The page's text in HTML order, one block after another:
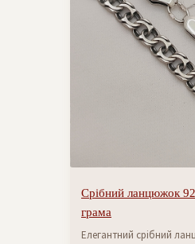
Срібний ланцюжок
грама
Елегантний срібний